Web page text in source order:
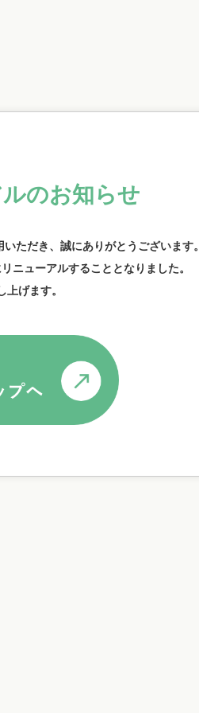
のお知らせ
ただき、 誠にありがとうございます。
ニューアルすることとなりました。
げます。